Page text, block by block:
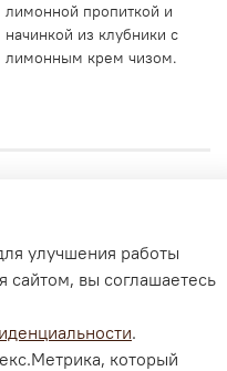
лимонной пропиткой и
начинкой из клубники с
лимонным крем чизом.
данных
и оферта
улучшения работы
сайтом, вы соглашаетесь
.
который